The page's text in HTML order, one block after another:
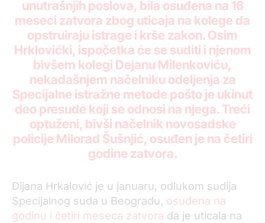
unutrašnjih poslova, bila osuđena na 16
meseci zatvora zbog uticaja na kolege da
opstruiraju istrage i krše zakon. Osim
Hrklovićki, ispočetka će se suditi i njenom
bivšem kolegi Dejanu Milenkoviću,
nekadašnjem načelniku odeljenja za
Specijalne istražne metode pošto je ukinut
deo presude koji se odnosi na njega. Treći
optuženi, bivši načelnik novosadske
policije Milorad Šušnjić, osuđen je na četiri
godine zatvora.
Dijana Hrkalović je u januaru, odlukom sudija
Specijalnog suda u Beogradu, osuđena na
godinu i četiri meseca zatvora da je uticala na